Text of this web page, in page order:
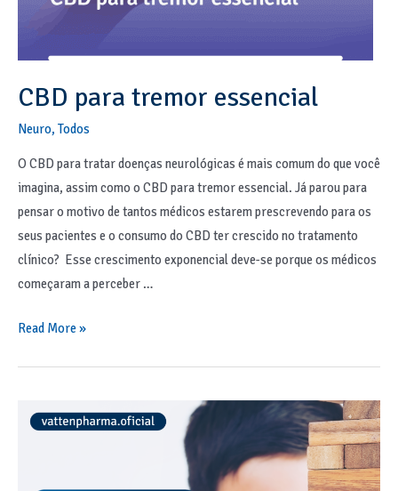
CBD para tremor essencial
Neuro, Todos
O CBD para tratar doenças neurológicas é mais comum do que você
imagina, assim como o CBD para tremor essencial. Já parou para
pensar o motivo de tantos médicos estarem prescrevendo para os
seus pacientes e o consumo do CBD ter crescido no tratamento
clínico? Esse crescimento exponencial deve-se porque os médicos
começaram a perceber …
Read More »